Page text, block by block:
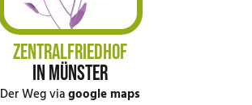
ZENTRALFRIEDHOF
IN MÜNSTER
Der Weg viagoogle maps